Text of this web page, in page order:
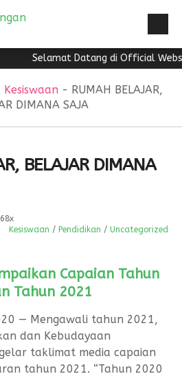
PPID
Selamat Datang di Official Website
Kesiswaan- RUMAH BELAJAR,
DIMANA SAJA
BELAJAR DIMANA
Kesiswaan / Pendidikan / Uncategorized
Capaian Tahun
Tahun 2021
— Mengawali tahun 2021,
dan Kebudayaan
taklimat media capaian
tahun 2021. “Tahun 2020